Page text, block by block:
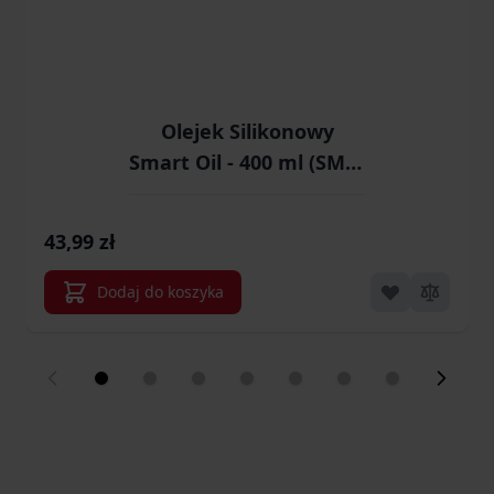
Olejek Silikonowy
Smart Oil - 400 ml (SMG-
43,99 zł
Dodaj do koszyka